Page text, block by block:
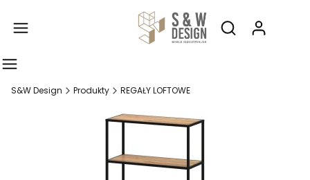
Otwórz
S&W Design Produkty REGAŁY LOFTOWE